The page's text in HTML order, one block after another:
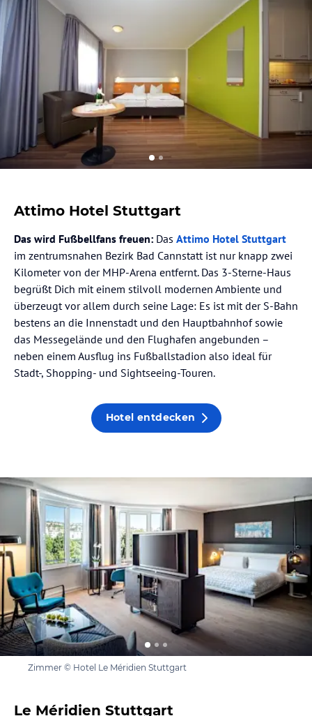
Attimo Hotel Stuttgart
Das wird Fußbellfans freuen: Das Attimo Hotel Stuttgart
im zentrumsnahen Bezirk Bad Cannstatt ist nur knapp zwei
Kilometer von der MHP-Arena entfernt. Das 3-Sterne-Haus
begrüßt Dich mit einem stilvoll modernen Ambiente und
überzeugt vor allem durch seine Lage: Es ist mit der S-Bahn
bestens an die Innenstadt und den Hauptbahnhof sowie
das Messegelände und den Flughafen angebunden –
neben einem Ausflug ins Fußballstadion also ideal für
Stadt-, Shopping- und Sightseeing-Touren.
Hotel entdecken
Zimmer © Hotel Le Méridien Stuttgart
Le Méridien Stuttgart